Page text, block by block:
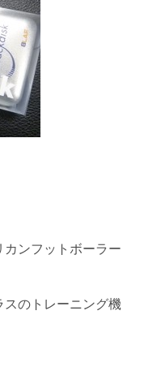
ンフットボーラー
のトレーニング機